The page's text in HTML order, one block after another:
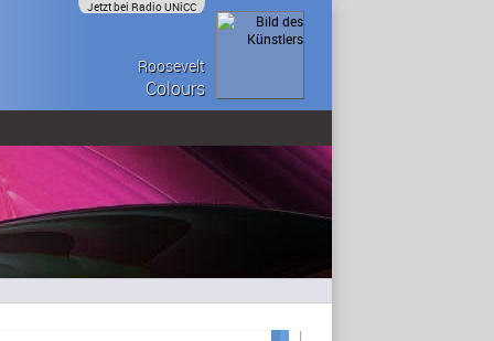
Jetzt bei Radio UNiCC
Roosevelt
Colours